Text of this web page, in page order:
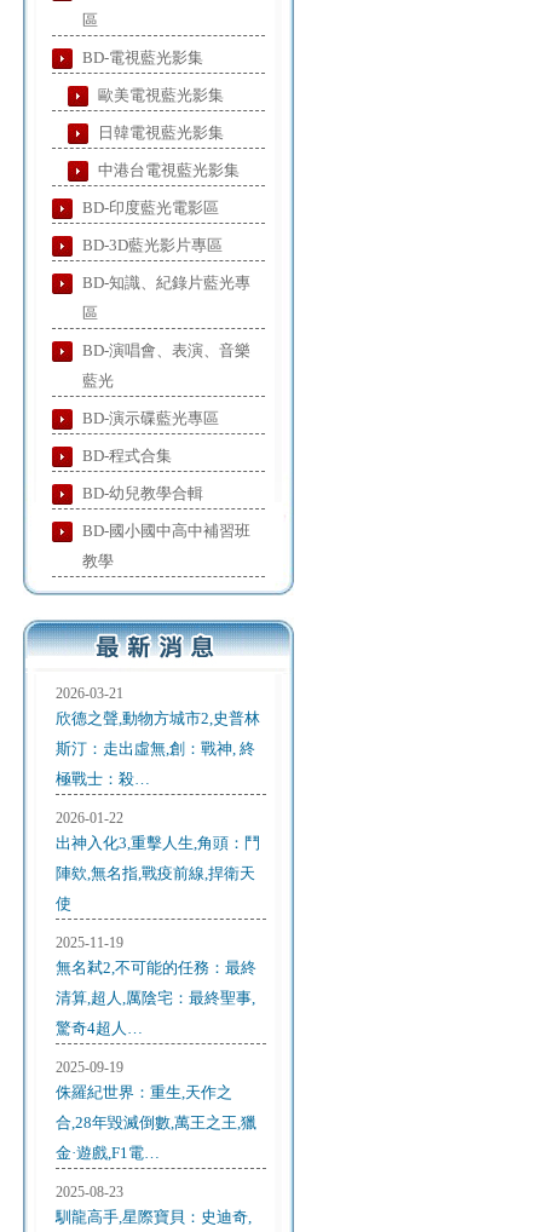
區
BD-電視藍光影集
歐美電視藍光影集
日韓電視藍光影集
中港台電視藍光影集
BD-印度藍光電影區
BD-3D藍光影片專區
BD-知識、紀錄片藍光專
區
BD-演唱會、表演、音樂
藍光
BD-演示碟藍光專區
BD-程式合集
BD-幼兒教學合輯
BD-國小國中高中補習班
教學
2026-03-21
欣德之聲,動物方城市2,史普林
斯汀：走出虛無,創：戰神, 終
極戰士：殺…
2026-01-22
出神入化3,重擊人生,角頭：鬥
陣欸,無名指,戰疫前線,捍衛天
使
2025-11-19
無名弒2,不可能的任務：最終
清算,超人,厲陰宅：最終聖事,
驚奇4超人…
2025-09-19
侏羅紀世界：重生,天作之
合,28年毀滅倒數,萬王之王,獵
金·遊戲,F1電…
2025-08-23
馴龍高手,星際寶貝：史迪奇,